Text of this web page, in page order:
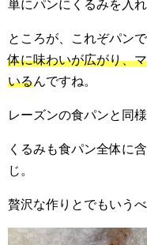
単にパンにくるみを入れ
ところが、これぞパン
体に味わいが広がり、
いるんですね。
レーズンの食パンと同
くるみも食パン全体に
じ。
贅沢な作りとでもいう